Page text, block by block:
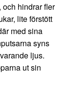
och hindrar fler
lite förstött
med sina
syns
ljus.
ut sin